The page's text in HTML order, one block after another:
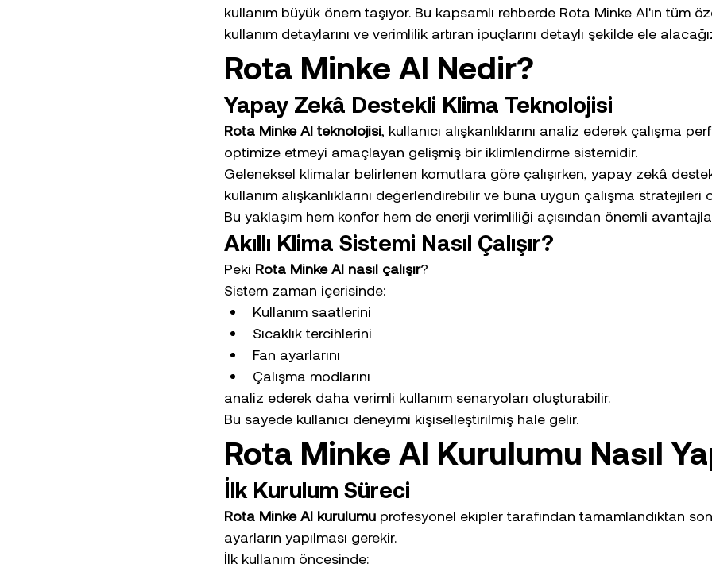
kullanım büyük önem taşıyor. Bu kapsamlı rehberde Rota Minke AI'ın tüm
kullanım detaylarını ve verimlilik artıran ipuçlarını detaylı şekilde ele
Rota Minke AI Nedir?
Yapay Zekâ Destekli Klima Teknolojisi
Rota Minke AI teknolojisi, kullanıcı alışkanlıklarını analiz ederek çalışma
optimize etmeyi amaçlayan gelişmiş bir iklimlendirme sistemidir.
Geleneksel klimalar belirlenen komutlara göre çalışırken, yapay zekâ
kullanım alışkanlıklarını değerlendirebilir ve buna uygun çalışma stratejileri
Bu yaklaşım hem konfor hem de enerji verimliliği açısından önemli
Akıllı Klima Sistemi Nasıl Çalışır?
Peki Rota Minke AI nasıl çalışır?
Sistem zaman içerisinde:
Kullanım saatlerini
Sıcaklık tercihlerini
Fan ayarlarını
Çalışma modlarını
analiz ederek daha verimli kullanım senaryoları oluşturabilir.
Bu sayede kullanıcı deneyimi kişiselleştirilmiş hale gelir.
Rota Minke AI Kurulumu Nasıl
İlk Kurulum Süreci
Rota Minke AI kurulumu profesyonel ekipler tarafından tamamlandıktan
ayarların yapılması gerekir.
İlk kullanım öncesinde: